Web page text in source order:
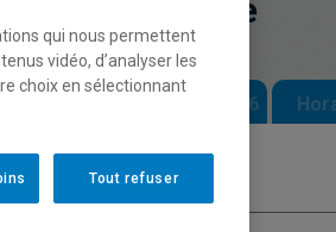
Horaire - Automne 2026
qui nous permettent
vidéo, d’analyser les
choix en sélectionnant
Tout refuser